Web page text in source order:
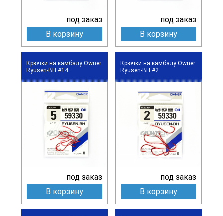
под заказ
В корзину
под заказ
В корзину
Крючки на камбалу Owner
Ryusen-BH #14
под заказ
В корзину
Крючки на камбалу Owner
Ryusen-BH #2
под заказ
В корзину